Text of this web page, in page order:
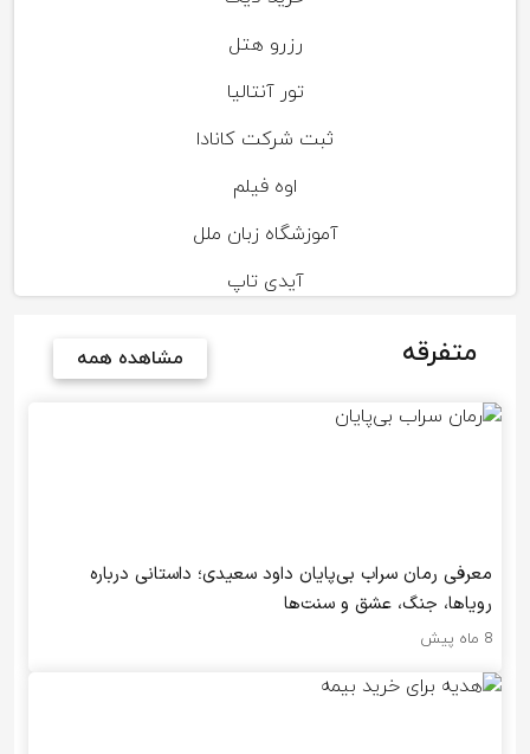
رزرو هتل
تور آنتالیا
ثبت شرکت کانادا
اوه فیلم
آموزشگاه زبان ملل
آیدی تاپ
متفرقه مشاهده همه
معرفی رمان سراب بی‌پایان داود سعیدی؛ داستانی درباره
رویاها، جنگ، عشق و سنت‌ها
8 ماه پیش